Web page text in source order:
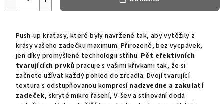
Push-up kraťasy, které byly navržené tak, aby vytěžily z
krásy vašeho zadečku maximum. Přirozeně, bez vycpávek,
jen díky promyšlené technologii střihu. Pět efektivních
tvarujících prvkůpracuje s vašimi křivkami tak, že si
začnete užívat každý pohled do zrcadla. Dvojí tvarující
textura s odstupňovanou kompresí nadzvedne a zakulatí
zadeček, skryté mikro řasení, V-šev a stínování dodá